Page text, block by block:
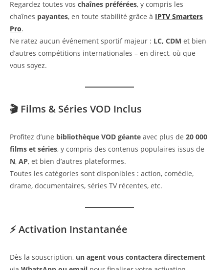
Regardez toutes vos chaînes préférées, y compris les
chaînes payantes, en toute stabilité grâce à IPTV Smarters
Pro.
Ne ratez aucun événement sportif majeur : LC, CDM et bien
d’autres compétitions internationales – en direct, où que
vous soyez.
🎬 Films & Séries VOD Inclus
Profitez d’une bibliothèque VOD géante avec plus de 20 000
films et séries, y compris des contenus populaires issus de
N, AP, et bien d’autres plateformes.
Toutes les catégories sont disponibles : action, comédie,
drame, documentaires, séries TV récentes, etc.
⚡ Activation Instantanée
Dès la souscription, un agent vous contactera directement